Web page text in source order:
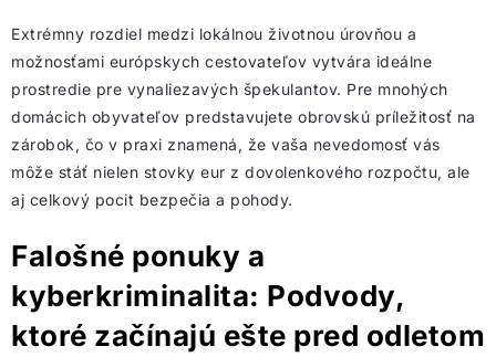
Extrémny rozdiel medzi lokálnou životnou úrovňou a
možnosťami európskych cestovateľov vytvára ideálne
prostredie pre vynaliezavých špekulantov. Pre mnohých
domácich obyvateľov predstavujete obrovskú príležitosť na
zárobok, čo v praxi znamená, že vaša nevedomosť vás
môže stáť nielen stovky eur z dovolenkového rozpočtu, ale
aj celkový pocit bezpečia a pohody.
Falošné ponuky a
kyberkriminalita: Podvody,
ktoré začínajú ešte pred odletom